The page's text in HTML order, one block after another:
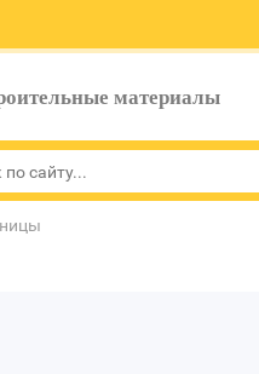
материалы